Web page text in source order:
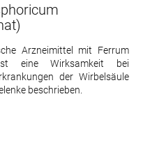
Arzneimittel mit Ferrum
eine Wirksamkeit bei
der Wirbelsäule
beschrieben.